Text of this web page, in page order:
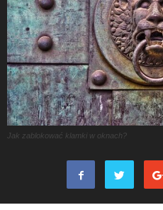
Jak zablokować klamki w oknach?